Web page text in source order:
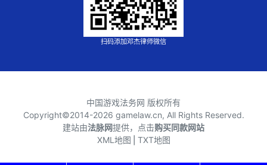
扫码添加邓杰律师微信
中国游戏法务网 版权所有
Copyright©2014-2026 gamelaw.cn, All Rights Reserved.
建站由法脉网提供，点击购买同款网站
XML地图
TXT地图